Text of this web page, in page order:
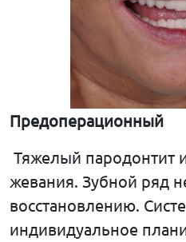
Предоперационный
Тяжелый пародонтит
жевания. Зубной ряд
восстановлению.
индивидуальное